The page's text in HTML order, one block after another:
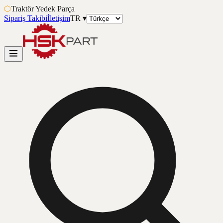
⬡Traktör Yedek Parça
Sipariş TakibiİletişimTR ▾